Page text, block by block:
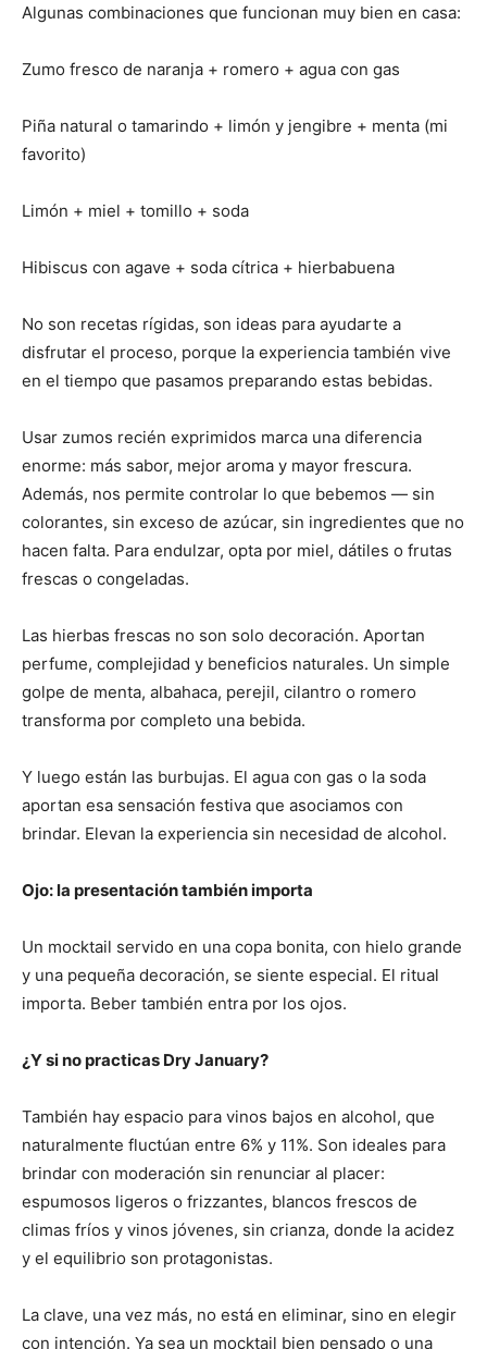
Algunas combinaciones que funcionan muy bien en casa:
Zumo fresco de naranja + romero + agua con gas
Piña natural o tamarindo + limón y jengibre + menta (mi
favorito)
Limón + miel + tomillo + soda
Hibiscus con agave + soda cítrica + hierbabuena
No son recetas rígidas, son ideas para ayudarte a
disfrutar el proceso, porque la experiencia también vive
en el tiempo que pasamos preparando estas bebidas.
Usar zumos recién exprimidos marca una diferencia
enorme: más sabor, mejor aroma y mayor frescura.
Además, nos permite controlar lo que bebemos — sin
colorantes, sin exceso de azúcar, sin ingredientes que no
hacen falta. Para endulzar, opta por miel, dátiles o frutas
frescas o congeladas.
Las hierbas frescas no son solo decoración. Aportan
perfume, complejidad y beneficios naturales. Un simple
golpe de menta, albahaca, perejil, cilantro o romero
transforma por completo una bebida.
Y luego están las burbujas. El agua con gas o la soda
aportan esa sensación festiva que asociamos con
brindar. Elevan la experiencia sin necesidad de alcohol.
Ojo: la presentación también importa
Un mocktail servido en una copa bonita, con hielo grande
y una pequeña decoración, se siente especial. El ritual
importa. Beber también entra por los ojos.
¿Y si no practicas Dry January?
También hay espacio para vinos bajos en alcohol, que
naturalmente fluctúan entre 6% y 11%. Son ideales para
brindar con moderación sin renunciar al placer:
espumosos ligeros o frizzantes, blancos frescos de
climas fríos y vinos jóvenes, sin crianza, donde la acidez
y el equilibrio son protagonistas.
La clave, una vez más, no está en eliminar, sino en elegir
con intención. Ya sea un mocktail bien pensado o una